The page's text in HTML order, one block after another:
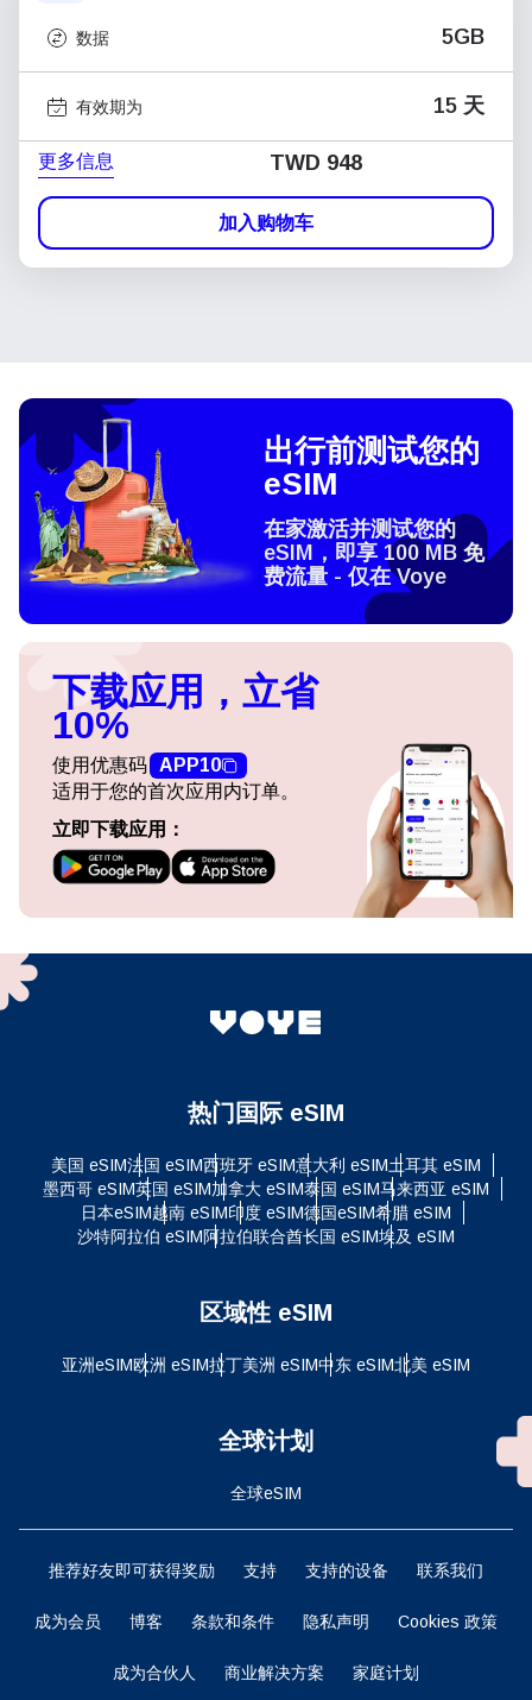
数据 5GB
有效期为 15 天
更多信息 TWD 948
加入购物车
出行前测试您的
eSIM
在家激活并测试您的
eSIM，即享 100 MB 免
费流量 - 仅在 Voye
下载应用，立省
10%
使用优惠码 APP10
适用于您的首次应用内订单。
立即下载应用：
热门国际 eSIM
美国 eSIM法国 eSIM西班牙 eSIM意大利 eSIM土耳其 eSIM
墨西哥 eSIM英国 eSIM加拿大 eSIM泰国 eSIM马来西亚 eSIM
日本eSIM越南 eSIM印度 eSIM德国eSIM希腊 eSIM
沙特阿拉伯 eSIM阿拉伯联合酋长国 eSIM埃及 eSIM
区域性 eSIM
亚洲eSIM欧洲 eSIM拉丁美洲 eSIM中东 eSIM北美 eSIM
全球计划
全球eSIM
推荐好友即可获得奖励 支持 支持的设备 联系我们
成为会员 博客 条款和条件 隐私声明 Cookies 政策
成为合伙人 商业解决方案 家庭计划